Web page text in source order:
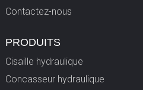
Contactez-nous
PRODUITS
Cisaille hydraulique
Concasseur hydraulique